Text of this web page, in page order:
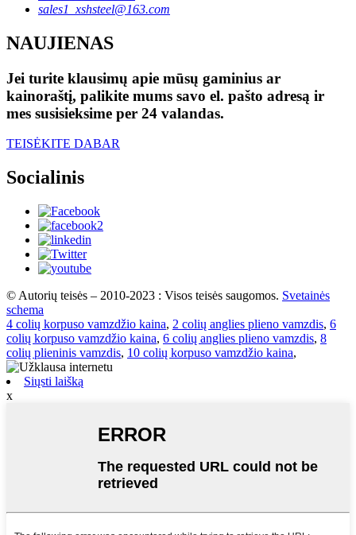
sales1_xshsteel@163.com
NAUJIENAS
Jei turite klausimų apie mūsų gaminius ar
kainoraštį, palikite mums savo el. pašto adresą ir
mes susisieksime per 24 valandas.
TEISĖKITE DABAR
Socialinis
© Autorių teisės – 2010-2023 : Visos teisės saugomos. Svetainės
schema
4 colių korpuso vamzdžio kaina, 2 colių anglies plieno vamzdis, 6
colių korpuso vamzdžio kaina, 6 colių anglies plieno vamzdis, 8
colių plieninis vamzdis, 10 colių korpuso vamzdžio kaina,
Siųsti laišką
x